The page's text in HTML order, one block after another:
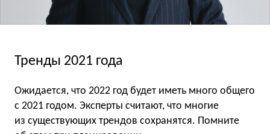
Тренды 2021 года
Ожидается, что 2022 год будет иметь много общего
с 2021 годом. Эксперты считают, что многие
из существующих трендов сохранятся. Помните